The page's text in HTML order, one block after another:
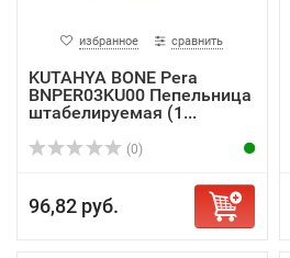
избранное сравнить
KUTAHYA BONE Pera
BNPER03KU00 Пепельница
штабелируемая (1...
(0)
96,82 руб.